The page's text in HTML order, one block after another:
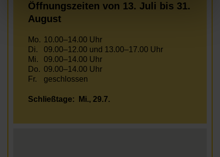
Öffnungszeiten von 13. Juli bis 31.
August
Mo. 10.00–14.00 Uhr
Di.
09.00–12.00 und 13.00–17.00 Uhr
Mi.
09.00–14.00 Uhr
Do. 09.00–14.00 Uhr
Fr.
geschlossen
Schließtage: Mi., 29.7.